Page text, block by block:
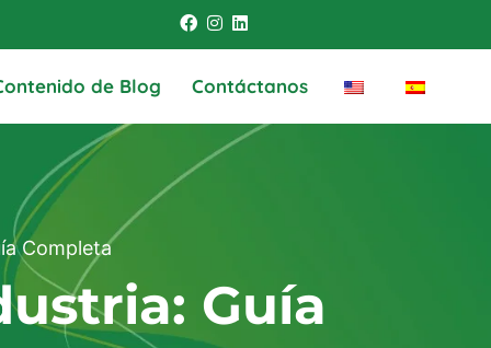
de Blog Contáctanos
Completa
Guía